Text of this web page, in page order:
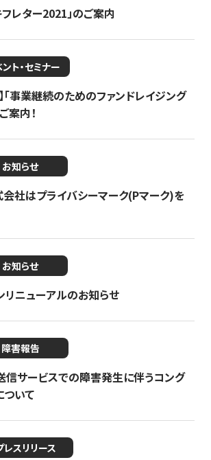
レター2021」のご案内
ト・セミナー
「事業継続のためのファンドレイジング
案内！
お知らせ
会社はプライバシーマーク(Pマーク)を
お知らせ
ニューアルのお知らせ
障害報告
信サービスでの障害発生に伴うコング
ついて
レスリリース